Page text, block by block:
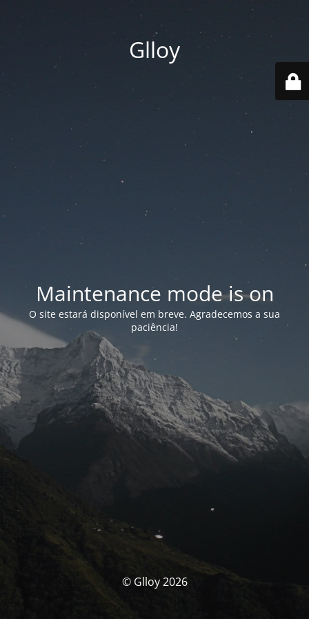
Glloy
Maintenance mode is on
O site estará disponível em breve. Agradecemos a sua
paciência!
© Glloy 2026